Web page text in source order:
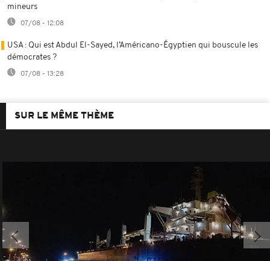
mineurs
07/08 - 12:08
USA : Qui est Abdul El-Sayed, l’Américano-Égyptien qui bouscule les
démocrates ?
07/08 - 13:28
SUR LE MÊME THÈME